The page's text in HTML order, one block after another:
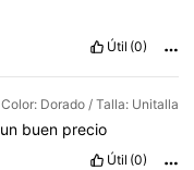
Útil (0)
Color: Dorado / Talla: Unitalla
un buen precio
Útil (0)